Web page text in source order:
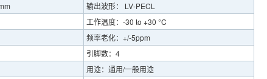
输出波形： LV-PECL
工作温度：-30 to +30 °C
频率老化：+/-5ppm
引脚数：4
用途：通用/一般用途